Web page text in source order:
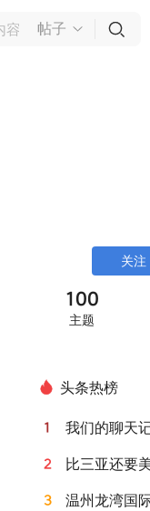
帖子 
关注
100
主题
 头条热榜
1
2 比三亚还要
3